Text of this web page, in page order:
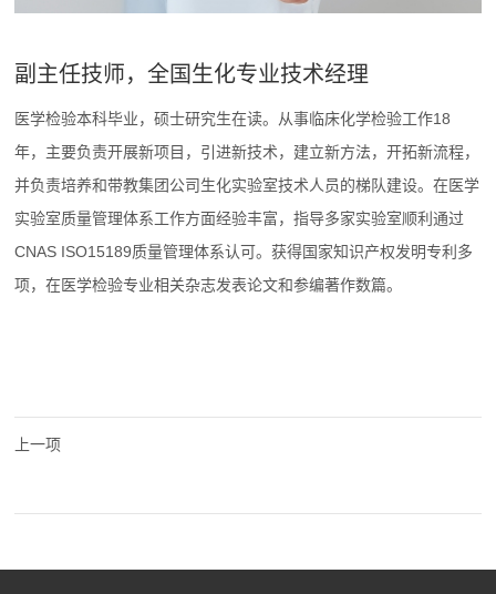
副主任技师，全国生化专业技术经理
医学检验本科毕业，硕士研究生在读。从事临床化学检验工作18
年，主要负责开展新项目，引进新技术，建立新方法，开拓新流程，
并负责培养和带教集团公司生化实验室技术人员的梯队建设。在医学
实验室质量管理体系工作方面经验丰富，指导多家实验室顺利通过
CNAS ISO15189质量管理体系认可。获得国家知识产权发明专利多
项，在医学检验专业相关杂志发表论文和参编著作数篇。
上一项